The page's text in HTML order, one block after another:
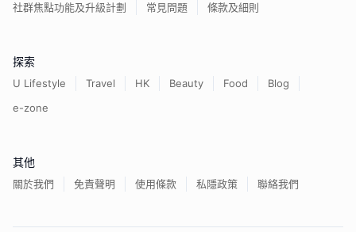
社群焦點功能及升級計劃
常見問題 條款及細則
探索
U Lifestyle Travel HK Beauty Food
Blog
e-zone
其他
關於我們 免責聲明 使用條款 私隱政策 聯絡我們